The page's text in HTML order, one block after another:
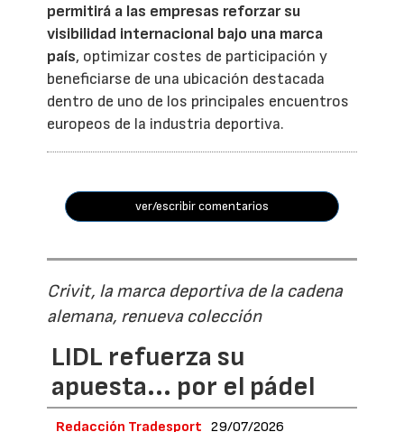
permitirá a las empresas reforzar su
visibilidad internacional bajo una marca
país, optimizar costes de participación y
beneficiarse de una ubicación destacada
dentro de uno de los principales encuentros
europeos de la industria deportiva.
ver/escribir comentarios
Crivit, la marca deportiva de la cadena
alemana, renueva colección
LIDL refuerza su
apuesta... por el pádel
Redacción Tradesport 29/07/2026